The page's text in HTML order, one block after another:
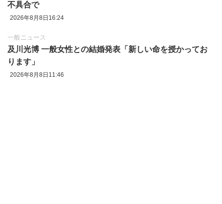
不具合で
2026年8月8日16:24
一般ニュース
及川光博 一般女性との結婚発表「新しい命を授かってお
ります」
2026年8月8日11:46